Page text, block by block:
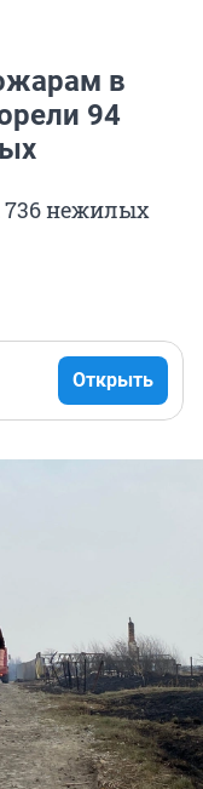
в
94
736 нежилых
Открыть